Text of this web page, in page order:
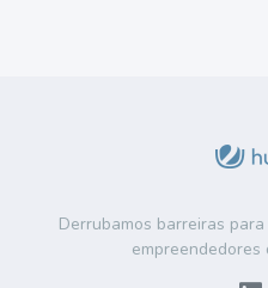
Derrubamos barreiras